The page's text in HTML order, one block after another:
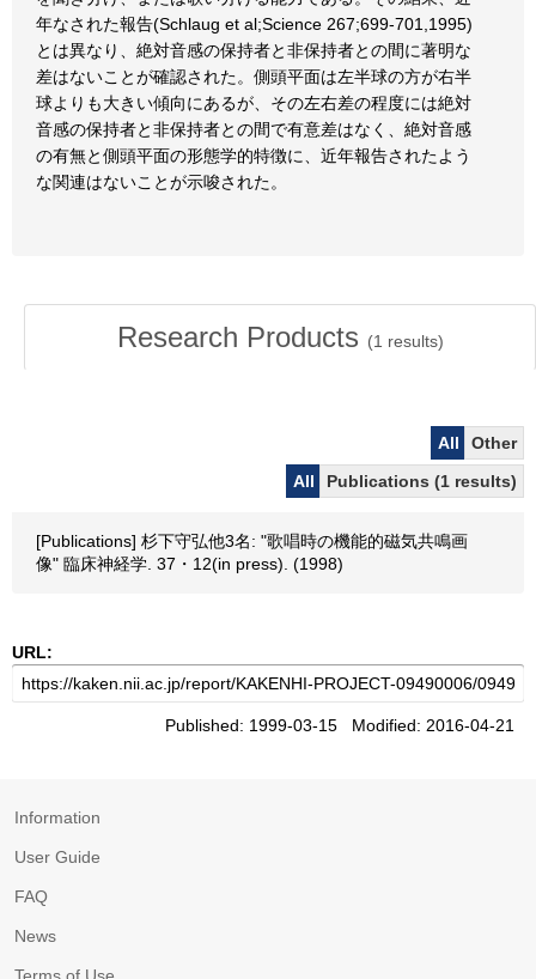
年なされた報告(Schlaug et al;Science 267;699-701,1995)
とは異なり、絶対音感の保持者と非保持者との間に著明な
差はないことが確認された。側頭平面は左半球の方が右半
球よりも大きい傾向にあるが、その左右差の程度には絶対
音感の保持者と非保持者との間で有意差はなく、絶対音感
の有無と側頭平面の形態学的特徴に、近年報告されたよう
な関連はないことが示唆された。
Research Products (1 results)
All
Other
All
Publications (1 results)
[Publications] 杉下守弘他3名: "歌唱時の機能的磁気共鳴画
像" 臨床神経学. 37・12(in press). (1998)
URL:
Published: 1999-03-15 Modified: 2016-04-21
Information
User Guide
FAQ
News